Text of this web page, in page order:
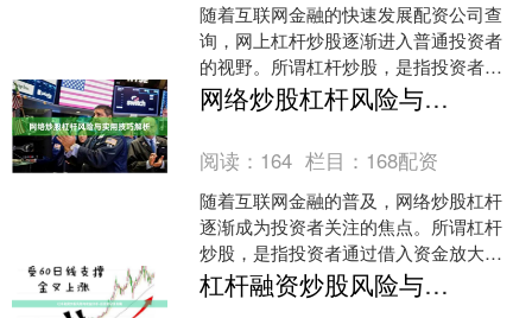
随着互联网金融的快速发展配资公司查
询，网上杠杆炒股逐渐进入普通投资者
的视野。所谓杠杆炒股，是指投资者通
过向平台或券商借入资金进行股票交
易，以放大收益的一种方式。....
网络炒股杠杆风险与实用技巧解析
阅读： 164 栏目： 168配资
随着互联网金融的普及，网络炒股杠杆
逐渐成为投资者关注的焦点。所谓杠杆
炒股，是指投资者通过借入资金放大投
资规模，以期望获得更高收益的操作方
式。然而，杠杆是一把双刃....
杠杆融资炒股风险与收益分析-投资者必读指南